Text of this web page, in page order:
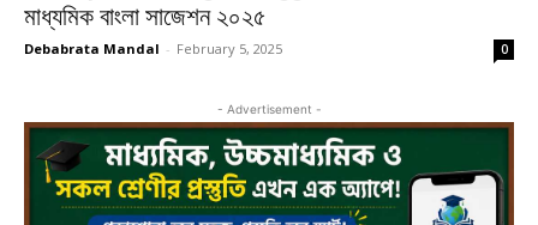
মাধ্যমিক বাংলা সাজেশন ২০২৫
Debabrata Mandal - February 5, 2025 0
- Advertisement -